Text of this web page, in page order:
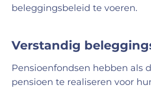
beleggingsbeleid te voeren.
Verstandig
Pensioenfondsen hebben als
pensioen te realiseren voor